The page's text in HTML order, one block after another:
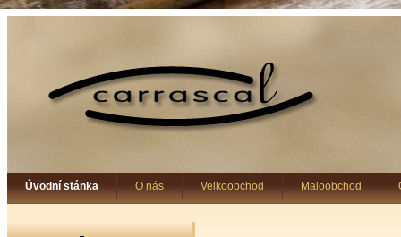
Úvodní stánka O nás Velkoobchod Maloobchod